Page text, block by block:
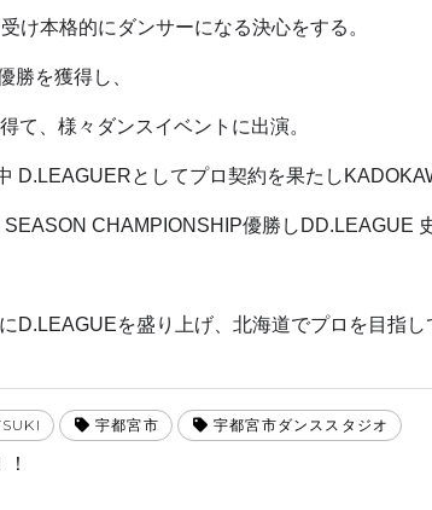
け本格的にダンサーになる決心をする。
勝を獲得し、
て、様々ダンスイベントに出演。
D.LEAGUERとしてプロ契約を果たし
CHAMPIONSHIP優勝しDD.LEAGUE
D.LEAGUEを盛り上げ、北海道でプロを目指
宇都宮市 宇都宮市ダンススタジオ